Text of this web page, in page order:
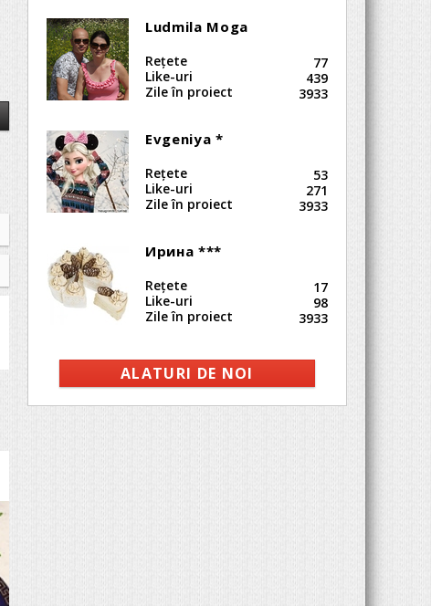
Ludmila Moga
Reţete 77
Like-uri 439
Zile în proiect 3933
Evgeniya *
Reţete 53
Like-uri 271
Zile în proiect 3933
Ирина ***
Reţete 17
Like-uri 98
Zile în proiect 3933
ALATURI DE NOI